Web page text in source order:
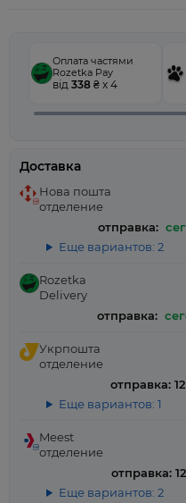
Оплата частями
Rozetka Pay
від 338 ₴ x 4
Доставка
Нова пошта
отделение
отправка:
Еще вариантов: 2
Rozetka
Delivery
отправка:
Укрпошта
отделение
отправка:
Еще вариантов: 1
Meest
отделение
отправка:
Еще вариантов: 2